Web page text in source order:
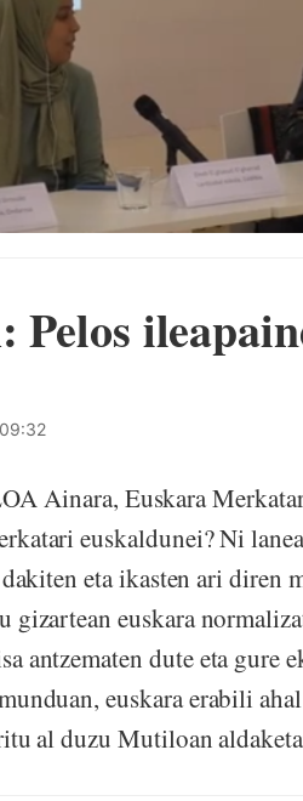
Ainara, Euskara
euskaldunei? Ni
eta ikasten ari diren
gizartean euskara
antzematen dute eta gure
euskara erabili
al duzu Mutiloan